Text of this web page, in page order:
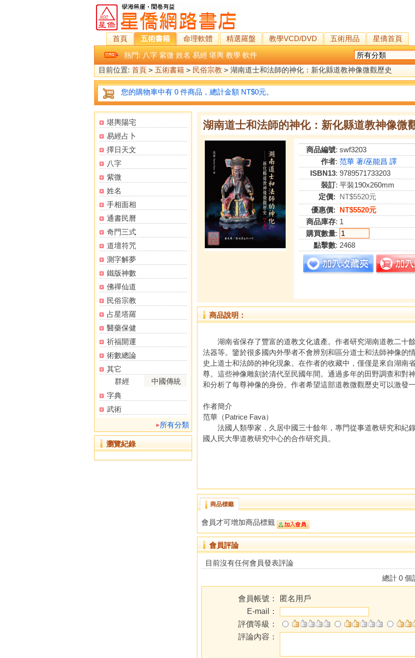
首頁 五術書籍 命理軟體 精選羅盤 教學VCD/DVD 五術用品
星僑首頁
熱門: 八字 紫微 姓名 易經 堪輿 教學 軟件
目前位置: 首頁 > 五術書籍 > 民俗宗教 > 湖南道士和法師的神化：新化縣道教神像微觀歷史
您的購物車中有 0 件商品，總計金額 NT$0元。
堪輿陽宅
易經占卜
擇日天文
八字
紫微
姓名
手相面相
通書民曆
奇門三式
道壇符咒
測字解夢
鐵版神數
佛禪仙道
民俗宗教
占星塔羅
醫藥保健
祈福開運
術數總論
其它
群經
中國傳統
字典
武術
所有分類
瀏覽紀錄
湖南道士和法師的神化：新化縣道教神像微
商品編號: swf3203
作者: 范華 著/巫能昌 譯
ISBN13: 9789571733203
裝訂: 平裝190x260mm
定價: NT$5520元
優惠價: NT$5520元
商品庫存: 1
購買數量:
點擊數: 2468
商品說明：
湖南省保存了豐富的道教文化遺產。作者研究湖南道教二十
法器等。鑒於很多國內外學者不會辨別和區分道士和法師神像的
史上道士和法師的神化現象。在作者的收藏中，僅僅是來自湖南
尊。這些神像雕刻於清代至民國年間。通過多年的田野調查和對
和分析了每尊神像的身份。作者希望這部道教微觀歷史可以激發
作者簡介
范華（Patrice Fava）
法國人類學家，久居中國三十餘年，專門從事道教研究和紀
國人民大學道教研究中心的合作研究員。
商品標籤
會員才可增加商品標籤
會員評論
目前沒有任何會員發表評論
總計 0 個
會員帳號：
匿名用戶
E-mail：
評價等級：
評論內容：